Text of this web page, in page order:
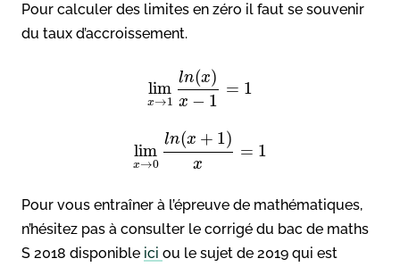
Pour calculer des limites en zéro il faut se souvenir
du taux d’accroissement.
lim
x→1
ln(x)
x − 1
= 1
lim
x→0
ln(x + 1)
x
= 1
Pour vous entraîner à l’épreuve de mathématiques,
n’hésitez pas à consulter le corrigé du bac de maths
S 2018 disponible ici ou le sujet de 2019 qui est